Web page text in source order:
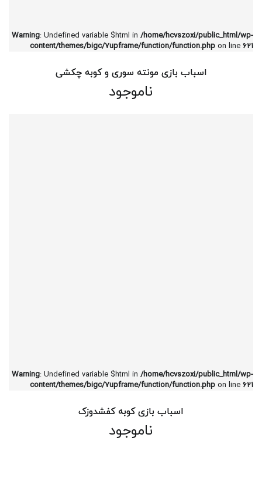
Warning: Undefined variable $html in /home/hcvszoxi/public_html/wp-
content/themes/bigc/7upframe/function/function.php on line 621
اسباب بازی مونته سوری و کوبه چکشی
ناموجود
Warning: Undefined variable $html in /home/hcvszoxi/public_html/wp-
content/themes/bigc/7upframe/function/function.php on line 621
اسباب بازی کوبه کفشدوزک
ناموجود